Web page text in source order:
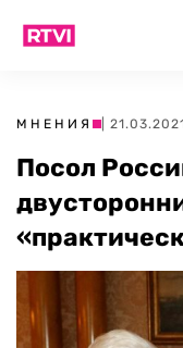
МНЕНИЯ |
Посол